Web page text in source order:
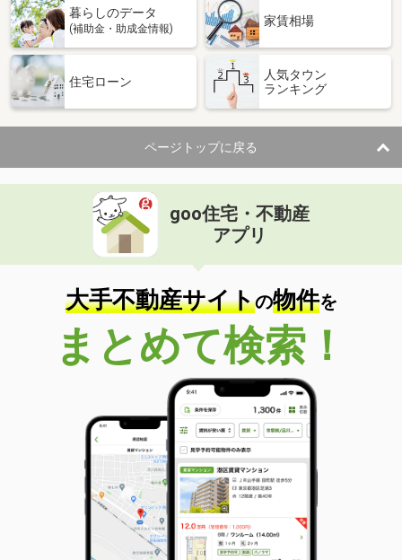
暮らしのデータ
(補助金・助成金情報)
家賃相場
住宅ローン
人気タウン
ランキング
ページトップに戻る
goo住宅・不動産
アプリ
大手不動産サイトの物件を
まとめて検索！